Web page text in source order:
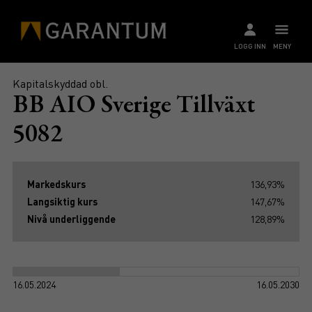
MENY
LOGG INN
Kapitalskyddad obl.
BB AIO Sverige Tillväxt
5082
Markedskurs
136,93%
Langsiktig kurs
147,67%
Nivå underliggende
128,89%
16.05.2024 16.05.2030